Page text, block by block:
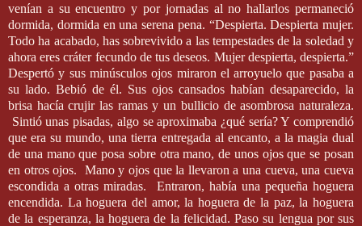
venían a su encuentro y por jornadas al no hallarlos permaneció
dormida, dormida en una serena pena. “Despierta. Despierta mujer.
Todo ha acabado, has sobrevivido a las tempestades de la soledad y
ahora eres cráter fecundo de tus deseos. Mujer despierta, despierta.”
Despertó y sus minúsculos ojos miraron el arroyuelo que pasaba a
su lado. Bebió de él. Sus ojos cansados habían desaparecido, la
brisa hacía crujir las ramas y un bullicio de asombrosa naturaleza.
Sintió unas pisadas, algo se aproximaba ¿qué sería? Y comprendió
que era su mundo, una tierra entregada al encanto, a la magia dual
de una mano que posa sobre otra mano, de unos ojos que se posan
en otros ojos.
Mano y ojos que la llevaron a una cueva, una cueva
escondida a otras miradas.
Entraron, había una pequeña hoguera
encendida. La hoguera del amor, la hoguera de la paz, la hoguera
de la esperanza, la hoguera de la felicidad. Paso su lengua por sus